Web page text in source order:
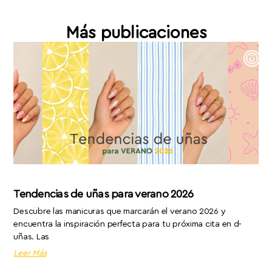
Más publicaciones
Tendencias de uñas para verano 2026
Descubre las manicuras que marcarán el verano 2026 y
encuentra la inspiración perfecta para tu próxima cita en d-
uñas. Las
Leer Más